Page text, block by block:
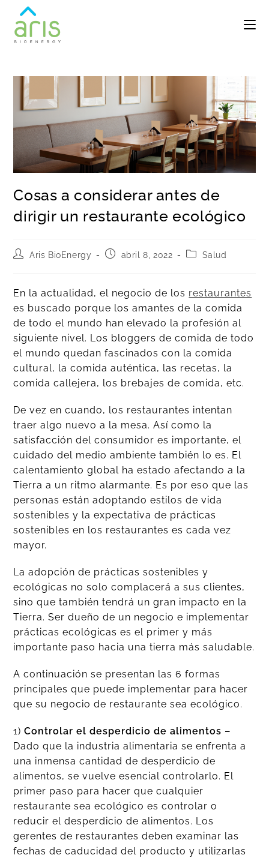
Cosas a considerar antes de
dirigir un restaurante ecológico
Aris BioEnergy abril 8, 2022 Salud
En la actualidad, el negocio de los restaurantes
es buscado porque los amantes de la comida
de todo el mundo han elevado la profesión al
siguiente nivel. Los bloggers de comida de todo
el mundo quedan fascinados con la comida
cultural, la comida auténtica, las recetas, la
comida callejera, los brebajes de comida, etc.
De vez en cuando, los restaurantes intentan
traer algo nuevo a la mesa. Así como la
satisfacción del consumidor es importante, el
cuidado del medio ambiente también lo es. El
calentamiento global ha estado afectando a la
Tierra a un ritmo alarmante. Es por eso que las
personas están adoptando estilos de vida
sostenibles y la expectativa de prácticas
sostenibles en los restaurantes es cada vez
mayor.
La adopción de prácticas sostenibles y
ecológicas no solo complacerá a sus clientes,
sino que también tendrá un gran impacto en la
Tierra. Ser dueño de un negocio e implementar
prácticas ecológicas es el primer y más
importante paso hacia una tierra más saludable.
A continuación se presentan las 6 formas
principales que puede implementar para hacer
que su negocio de restaurante sea ecológico.
1) Controlar el desperdicio de alimentos –
Dado que la industria alimentaria se enfrenta a
una inmensa cantidad de desperdicio de
alimentos, se vuelve esencial controlarlo. El
primer paso para hacer que cualquier
restaurante sea ecológico es controlar o
reducir el desperdicio de alimentos. Los
gerentes de restaurantes deben examinar las
fechas de caducidad del producto y utilizarlas